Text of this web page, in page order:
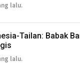
lalu.
Tailan: Babak
lalu.